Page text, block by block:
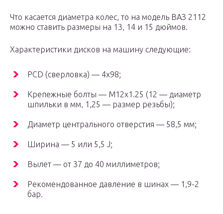
Что касается диаметра колес, то на модель ВАЗ 2112
можно ставить размеры на 13, 14 и 15 дюймов.
Характеристики дисков на машину следующие:
PCD (сверловка) — 4х98;
Крепежные болты — M12х1.25 (12 — диаметр
шпильки в мм, 1,25 — размер резьбы);
Диаметр центрального отверстия — 58,5 мм;
Ширина — 5 или 5,5 J;
Вылет — от 37 до 40 миллиметров;
Рекомендованное давление в шинах — 1,9-2
бар.